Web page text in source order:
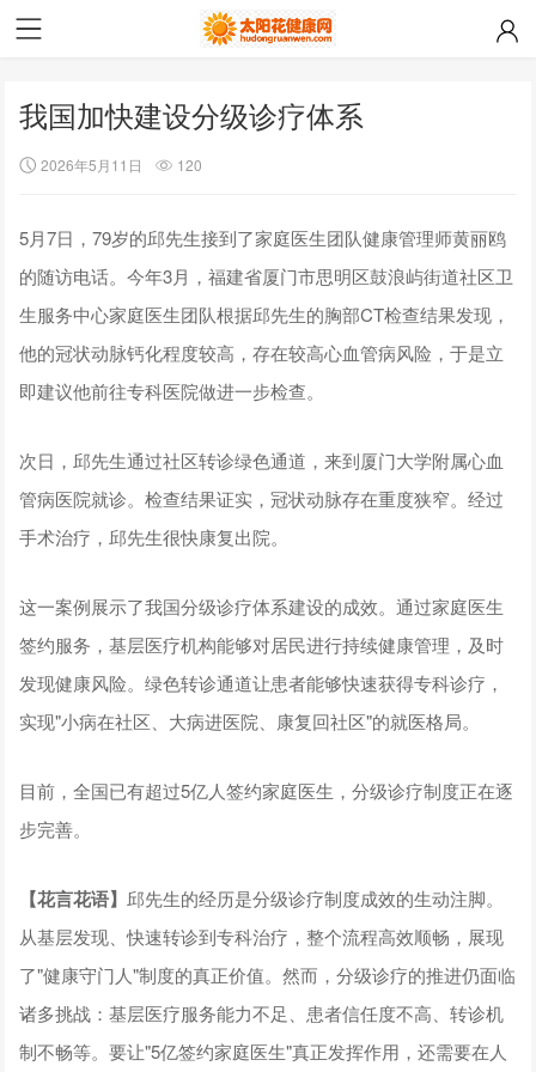
我国加快建设分级诊疗体系
2026年5月11日 120
5月7日，79岁的邱先生接到了家庭医生团队健康管理师黄丽鸥
的随访电话。今年3月，福建省厦门市思明区鼓浪屿街道社区卫
生服务中心家庭医生团队根据邱先生的胸部CT检查结果发现，
他的冠状动脉钙化程度较高，存在较高心血管病风险，于是立
即建议他前往专科医院做进一步检查。
次日，邱先生通过社区转诊绿色通道，来到厦门大学附属心血
管病医院就诊。检查结果证实，冠状动脉存在重度狭窄。经过
手术治疗，邱先生很快康复出院。
这一案例展示了我国分级诊疗体系建设的成效。通过家庭医生
签约服务，基层医疗机构能够对居民进行持续健康管理，及时
发现健康风险。绿色转诊通道让患者能够快速获得专科诊疗，
实现"小病在社区、大病进医院、康复回社区"的就医格局。
目前，全国已有超过5亿人签约家庭医生，分级诊疗制度正在逐
步完善。
【花言花语】邱先生的经历是分级诊疗制度成效的生动注脚。
从基层发现、快速转诊到专科治疗，整个流程高效顺畅，展现
了"健康守门人"制度的真正价值。然而，分级诊疗的推进仍面临
诸多挑战：基层医疗服务能力不足、患者信任度不高、转诊机
制不畅等。要让"5亿签约家庭医生"真正发挥作用，还需要在人